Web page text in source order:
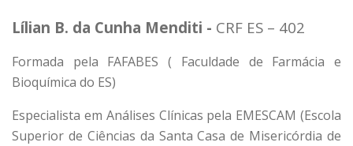
Lílian B. da Cunha Menditi - CRF ES – 402
Formada pela FAFABES ( Faculdade de Farmácia e
Bioquímica do ES)
Especialista em Análises Clínicas pela EMESCAM (Escola
Superior de Ciências da Santa Casa de Misericórdia de